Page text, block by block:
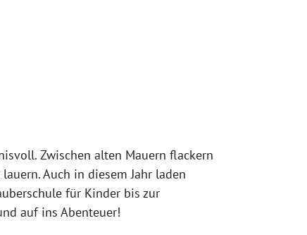
Zwischen alten Mauern flackern
Auch in diesem Jahr laden
für Kinder bis zur
auf ins Abenteuer!